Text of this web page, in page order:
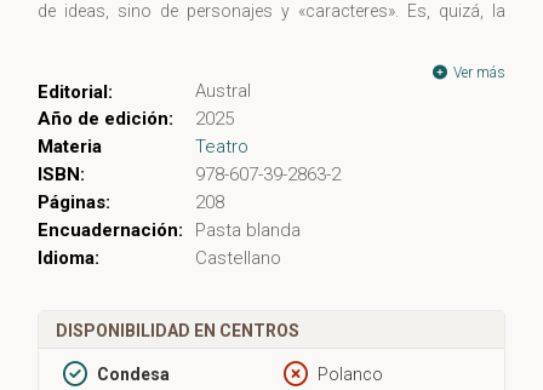
de ideas, sino de personajes y «caracteres». Es, quizá, la
más característicos del Shakespeare maduro y universal, al
tiempo que manifiesta una singularidad en el plano estético e
intelectual que la convierten en su obra más inquietante: T. S.
Eliot la consideró, junto aAntonio y Cleopatra
artístico. Frente a la espiritualidad de
Coriolano es una obra de acción que insiste en lo material, en
lo más elemental de la historia: la lucha por la supervivencia
o, incluso, la mera subsistencia. Ángel-Luis Pujante, uno de
austero y el lenguaje lleno de paradojas, antítesis y dilemas de
Coriolano, mientras que analiza en la Introducción el carácter
Ver más
Editorial:
Austral
Año de edición:
2025
Materia
Teatro
ISBN:
978-607-39-2863-2
Páginas:
208
Encuadernación:
Pasta blanda
Idioma:
Castellano
DISPONIBILIDAD EN CENTROS
Condesa Polanco